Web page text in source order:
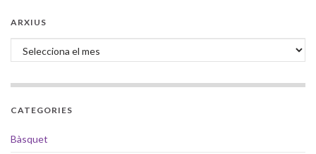
ARXIUS
Arxius
CATEGORIES
Bàsquet